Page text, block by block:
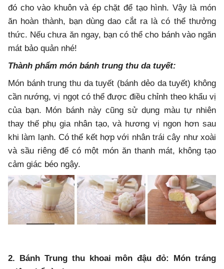
đó cho vào khuôn và ép chặt để tạo hình. Vậy là món
ăn hoàn thành, bạn dùng dao cắt ra là có thể thưởng
thức. Nếu chưa ăn ngay, bạn có thể cho bánh vào ngăn
mát bảo quản nhé!
Thành phẩm món bánh trung thu da tuyết:
Món bánh trung thu da tuyết (bánh dẻo da tuyết) không
cần nướng, vị ngọt có thể được điều chỉnh theo khẩu vị
của bạn. Món bánh này cũng sử dụng màu tự nhiên
thay thế phụ gia nhân tạo, và hương vị ngon hơn sau
khi làm lạnh. Có thể kết hợp với nhân trái cây như xoài
và sầu riêng để có một món ăn thanh mát, không tạo
cảm giác béo ngậy.
2. Bánh Trung thu khoai môn đậu đỏ: Món tráng